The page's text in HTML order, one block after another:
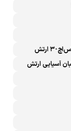
ارتش
آسیایی ارتش